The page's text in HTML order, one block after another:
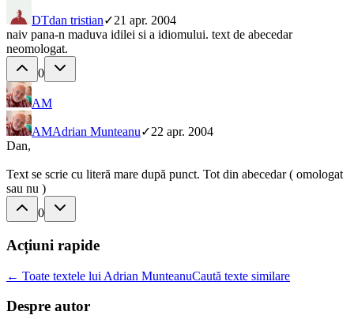
DTdan tristian✓21 apr. 2004
naiv pana-n maduva idilei si a idiomului. text de abecedar
neomologat.
0
AM
AMAdrian Munteanu✓22 apr. 2004
Dan,
Text se scrie cu literă mare după punct. Tot din abecedar ( omologat
sau nu )
0
Acțiuni rapide
← Toate textele lui Adrian MunteanuCaută texte similare
Despre autor